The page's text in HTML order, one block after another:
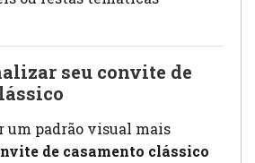
seu convite de
um padrão visual mais
de casamento clássico